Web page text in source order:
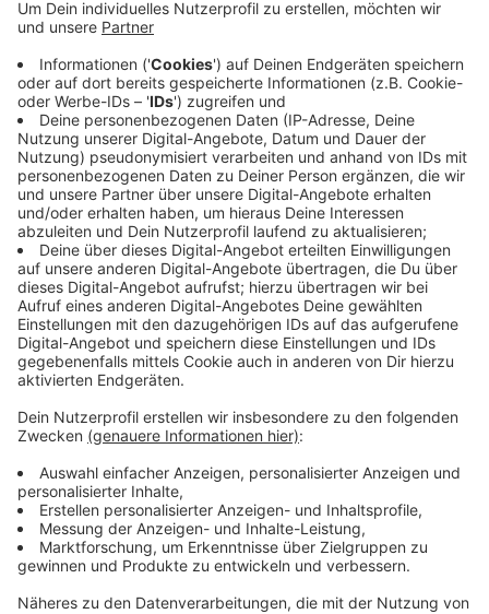
Wie stellen Sie sich das Ende der Pandemie
vor? Welche Rahmenbedingungen muss die
Politik dafür schaffen? Welche Maßnahmen
müssen ergriffen oder aufgehoben werden?
Ist eine Impfpflicht notwendig?
Anzeige
Laut RKI befinden wir uns derzeit in einer
Übergangsphase von einem pandemischen in ein
endemisches Geschehen. Es ist daher sinnvoll die
Basismaßnahmen (AHA+A+L) weiterhin einzuhalten.
Unsere Regierungspolitiker müssen des Weiteren
schneller auf unsere Wissenschaftler*innen hören, um
eine unkontrollierbare Situation, die zu weiteren
Schließungen von z. B. Kitas, Schulen, Gastronomie,
etc. führt und somit unser Leben, wieder einmal, stark
beeinflusst, zu verhindern. Die Inzidenz kann und darf
allerdings nicht länger der alleinige Faktor sein, da auch
geimpfte Personen erkranken können – in der Regel
aber keinen schweren Verlauf haben. Auch wenn die